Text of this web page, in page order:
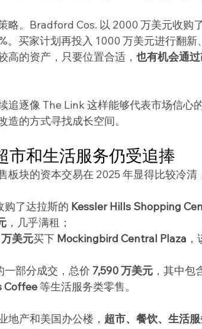
略。Bradford Cos. 以 2000 万美元收购
买家计划再投入 1000 万美元进行翻新
高的资产，只要位置合适， 也有机会通
追逐像 The Link 这样能够代表市场信心
的方式寻找成长空间。
市和生活服务仍受追捧
板块的资本交易在 2025 年显得比较冷清
购了达拉斯的 Kessler Hills Shopping
，几乎满租；
美元买下 Mockingbird Central Plaza
一部分成交，总价 7,590 万美元 ，其中包
Coffee 等生活服务类零售。
地产和美国办公楼， 超市、餐饮、生活